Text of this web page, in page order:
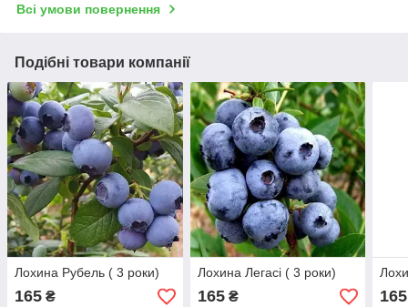
Всі умови повернення
Подібні товари компанії
Лохина Рубель ( 3 роки)
165 ₴
Лохина Легасі ( 3 роки)
165₴ 165